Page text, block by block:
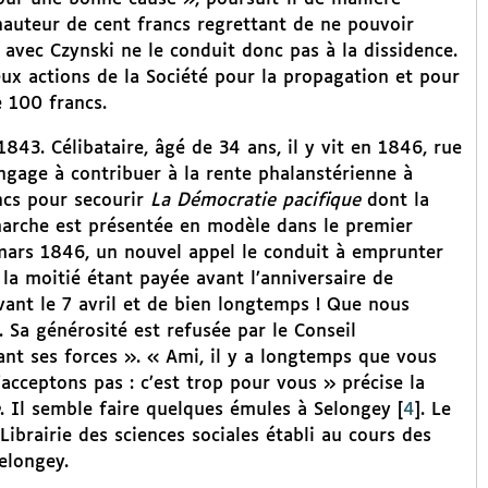
de cent francs regrettant de ne pouvoir
Czynski ne le conduit donc pas à la dissidence.
actions de la Société pour la propagation et pour
100 francs.
Célibataire, âgé de 34 ans, il y vit en 1846, rue
à contribuer à la rente phalanstérienne à
pour secourir La Démocratie pacifiquedont la
est présentée en modèle dans le premier
1846, un nouvel appel le conduit à emprunter
moitié étant payée avant l’anniversaire de
le 7 avril et de bien longtemps ! Que nous
générosité est refusée par le Conseil
ses forces ». « Ami, il y a longtemps que vous
pas : c’est trop pour vous » précise la
. Il semble faire quelques émules à Selongey[ 4 . Le
des sciences sociales établi au cours des